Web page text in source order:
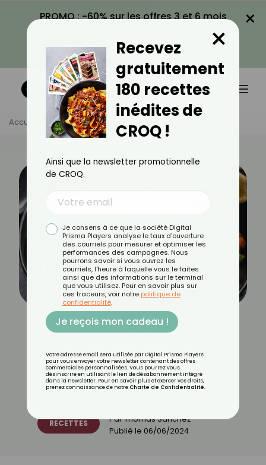
PROMO : -60% sur les offres 3 et 6 mois
VOIR LA PROMO
×
Accueil Actus Recettes Recette De Nasi Goreng
Recette de nasi goreng
Découvrez les 11 menus CROQ
RECETTES ParThomas Sanchez
Publié le 06/06/2024
Recevez
gratuitement
180 recettes
inédites de
CROQ !
×
Ainsi que la newsletter promotionnelle
de CROQ.
Je consens à ce que la société Digital
Prisma Players analyse le taux d'ouverture
des courriels pour mesurer et optimiser les
performances des campagnes. Nous
pourrons savoir si vous ouvrez les
courriels, l'heure à laquelle vous le faites
ainsi que des informations sur le terminal
que vous utilisez. Pour en savoir plus sur
ces traceurs, voir notre politique de
confidentialité.
Je reçois mon cadeau !
Votre adresse email sera utilisée par Digital Prisma Players
pour vous envoyer votre newsletter contenant des offres
commerciales personnalisées. Vous pourrez vous
désinscrire en utilisant le lien de désabonnement intégré
dans la newsletter. Pour en savoir plus et exercer vos droits,
prenez connaissance de notre Charte de Confidentialité.